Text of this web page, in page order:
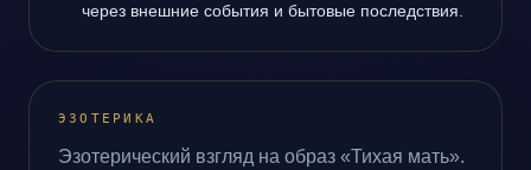
через внешние события и бытовые последствия.
ЭЗОТЕРИКА
Эзотерический взгляд на образ «Тихая мать».